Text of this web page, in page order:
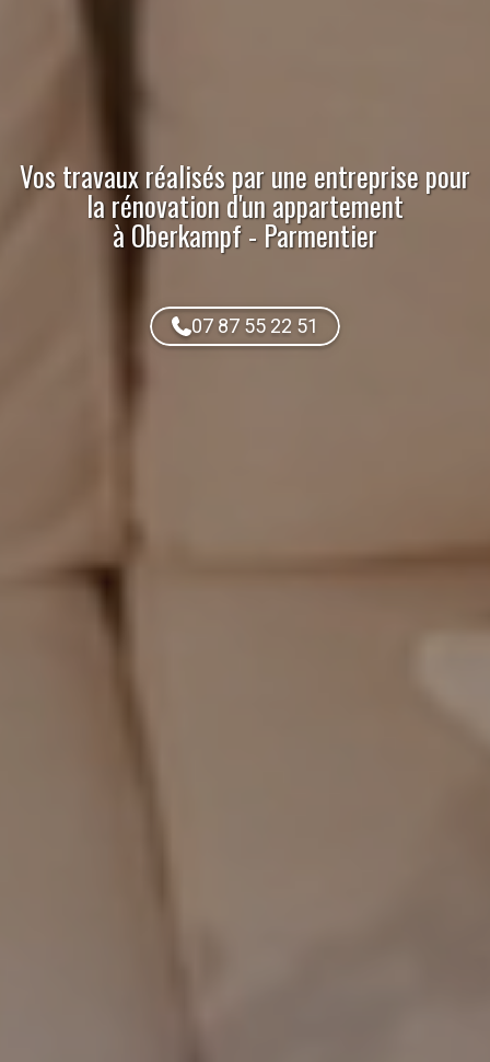
Vos travaux réalisés parune entreprise pour
la rénovation d'un appartement
à Oberkampf - Parmentier
07 87 55 22 51